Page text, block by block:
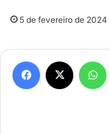
5 de fevereiro de 2024
Facebook